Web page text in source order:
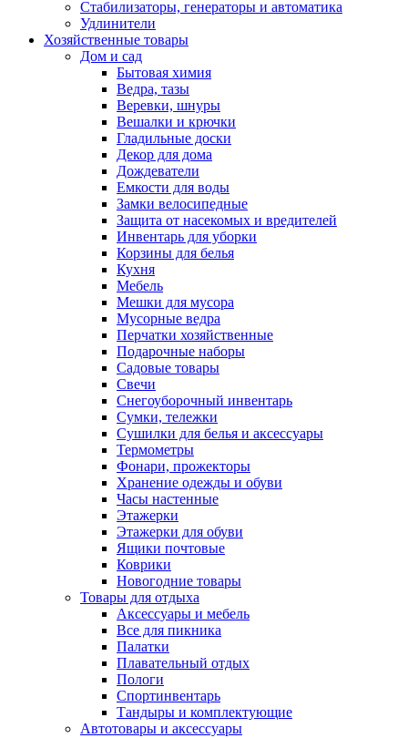
Стабилизаторы, генераторы и автоматика
Удлинители
Хозяйственные товары
Дом и сад
Бытовая химия
Ведра, тазы
Веревки, шнуры
Вешалки и крючки
Гладильные доски
Декор для дома
Дождеватели
Емкости для воды
Замки велосипедные
Защита от насекомых и вредителей
Инвентарь для уборки
Корзины для белья
Кухня
Мебель
Мешки для мусора
Мусорные ведра
Перчатки хозяйственные
Подарочные наборы
Садовые товары
Свечи
Снегоуборочный инвентарь
Сумки, тележки
Сушилки для белья и аксессуары
Термометры
Фонари, прожекторы
Хранение одежды и обуви
Часы настенные
Этажерки
Этажерки для обуви
Ящики почтовые
Коврики
Новогодние товары
Товары для отдыха
Аксессуары и мебель
Все для пикника
Палатки
Плавательный отдых
Пологи
Спортинвентарь
Тандыры и комплектующие
Автотовары и аксессуары